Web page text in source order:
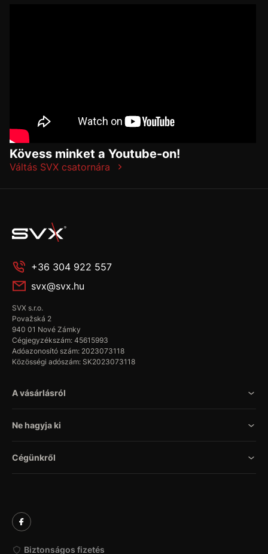
Kövess minket a Youtube-on!
Váltás SVX csatornára
+36 304 922 557
svx@svx.hu
SVX s.r.o.
Považská 2
940 01 Nové Zámky
Cégjegyzékszám: 45615993
Adóazonosító szám: 2023073118
Közösségi adószám: SK2023073118
A vásárlásról
Ne hagyja ki
Cégünkről
Biztonságos fizetés